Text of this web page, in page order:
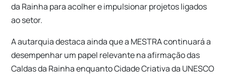
da Rainha para acolher e impulsionar projetos ligados
ao setor.
A autarquia destaca ainda que a MESTRA continuará a
desempenhar um papel relevante na afirmação das
Caldas da Rainha enquanto Cidade Criativa da UNESCO